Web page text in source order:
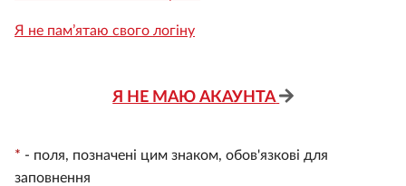
Я не пам’ятаю свого логіну
Я НЕ МАЮ АКАУНТА
* - поля, позначені цим знаком, обов'язкові для
заповнення